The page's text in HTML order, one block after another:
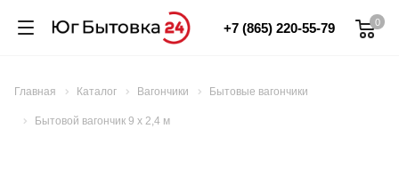
0
+7 (865) 220-55-79
Главная Каталог Вагончики Бытовые вагончики
Бытовой вагончик 9 х 2,4 м